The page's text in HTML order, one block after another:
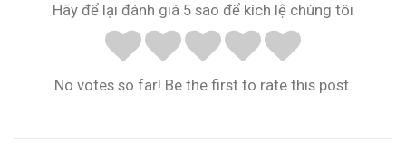
Hãy để lại đánh giá 5 sao để kích lệ chúng tôi
No votes so far! Be the first to rate this post.